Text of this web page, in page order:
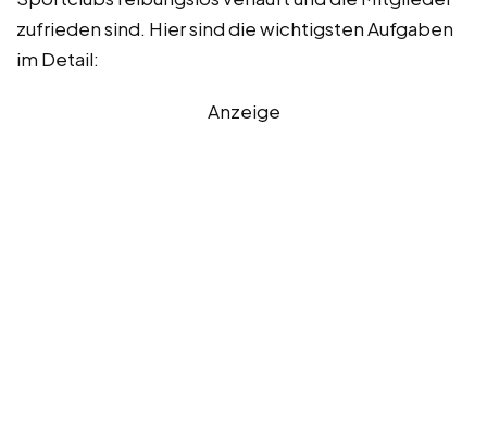
zufrieden sind. Hier sind die wichtigsten Aufgaben
im Detail:
Anzeige